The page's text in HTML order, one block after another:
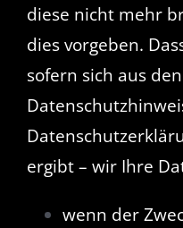
diese nicht mehr
dies vorgeben.
sofern sich aus
ergibt – wir Ihre
wenn der